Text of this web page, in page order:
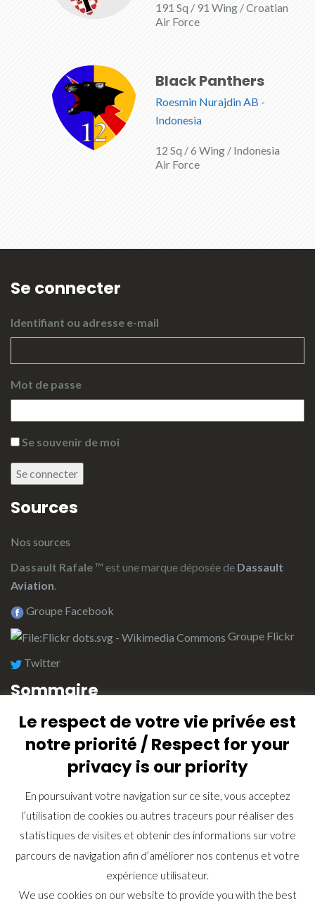
191 Sq / 91 Wing / Croatian
Air Force
Black Panthers
Roesmin Nurajdin AB -
Indonesia
12 Sq / 6 Wing / Indonesia
Air Force
Se connecter
Identifiant ou adresse e-mail
Mot de passe
Se souvenir de moi
Se connecter
Sources
Nos sources
Dassault Rafale™ est une marque déposée de Dassault
Aviation.
Groupe Facebook
Groupe Flickr
Twitter
Sommaire
L’équipe de rédaction
Plan du site (Index)
Retrouvez ici tous les articles
Lexique
Recherche
Le respect de votre vie privée est
notre priorité / Respect for your
privacy is our priority
En poursuivant votre navigation sur ce site, vous acceptez
l’utilisation de cookies ou autres traceurs pour réaliser des
statistiques de visites et obtenir des informations sur votre
parcours de navigation afin d’améliorer nos contenus et votre
expérience utilisateur.
We use cookies on our website to provide you with the best